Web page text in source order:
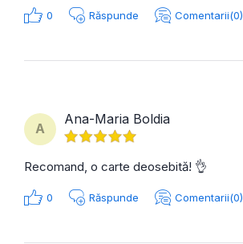
0 Răspunde Comentarii(0)
A
Ana-Maria Boldia
Recomand, o carte deosebită! 👌
0 Răspunde Comentarii(0)